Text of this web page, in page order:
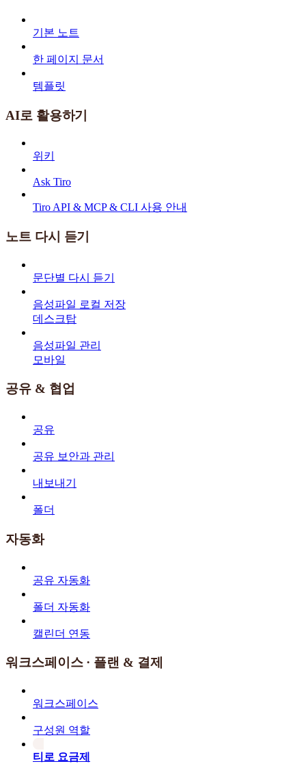
기본 노트
한 페이지 문서
템플릿
AI로 활용하기
위키
Ask Tiro
Tiro API & MCP & CLI 사용 안내
노트 다시 듣기
문단별 다시 듣기
음성파일 로컬 저장
데스크탑
음성파일 관리
모바일
공유 & 협업
공유
공유 보안과 관리
내보내기
폴더
자동화
공유 자동화
폴더 자동화
캘린더 연동
워크스페이스 · 플랜 & 결제
워크스페이스
구성원 역할
티로 요금제